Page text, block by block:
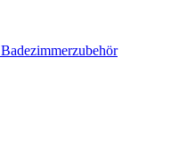
Badezimmerzubehör